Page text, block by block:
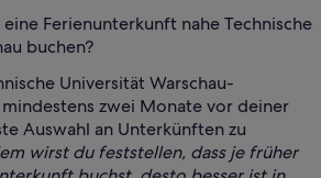
Ferienunterkunft nahe Technische
buchen?
Universität Warschau-
zwei Monate vor deiner
Auswahl an Unterkünften zu
wirst du feststellen, dass je früher